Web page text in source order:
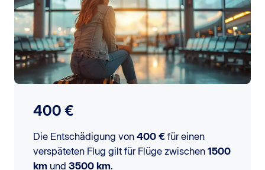
400 €
Die Entschädigung von 400 € für einen
verspäteten Flug gilt für Flüge zwischen 1500
km und 3500 km.